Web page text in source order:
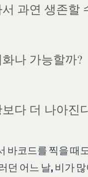
과연 생존할
나 가능할까?
다 더 나아진
바코드를 찍을 때
던 어느 날, 비가